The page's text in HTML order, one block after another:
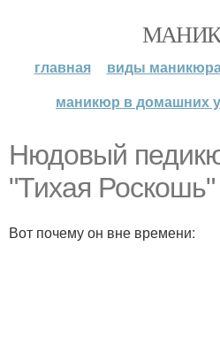
главная виды
маникюр в домашних
Нюдовый
"Тихая Роскошь"
Вот почему он вне времени: